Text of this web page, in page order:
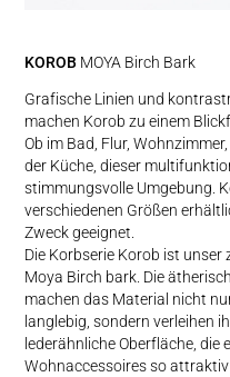
KOROB MOYA Birch Bark
Grafische Linien und
machen Korob zu einem
Ob im Bad, Flur,
der Küche, dieser
stimmungsvolle Umgebung.
verschiedenen Größen
Zweck geeignet.
Die Korbserie Korob ist
Moya Birch bark. Die
machen das Material nicht
langlebig, sondern verleihen
lederähnliche Oberfläche, die
Wohnaccessoires so attraktiv